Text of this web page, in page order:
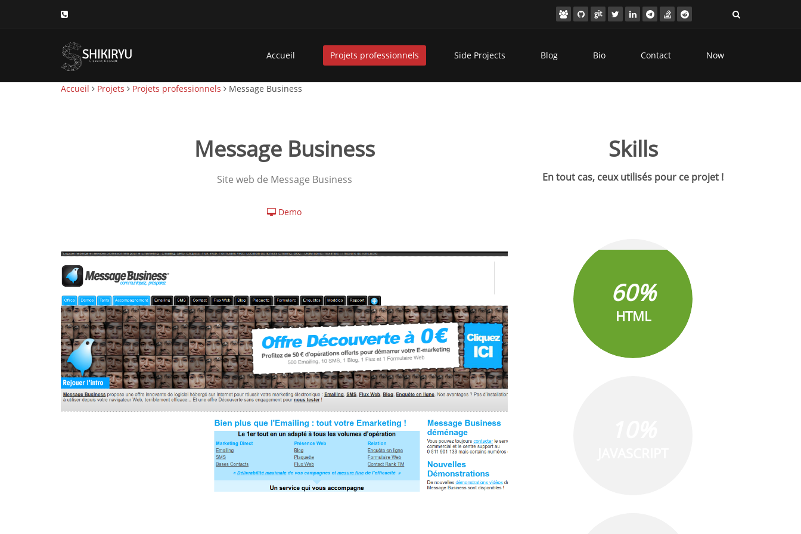
Accueil Projets professionnels Side Projects Blog Bio Contact Now
Accueil Projets Projets professionnels Message Business
Message Business
Site web de Message Business
Demo
Skills
En tout cas, ceux utilisés pour ce projet !
60%
HTML